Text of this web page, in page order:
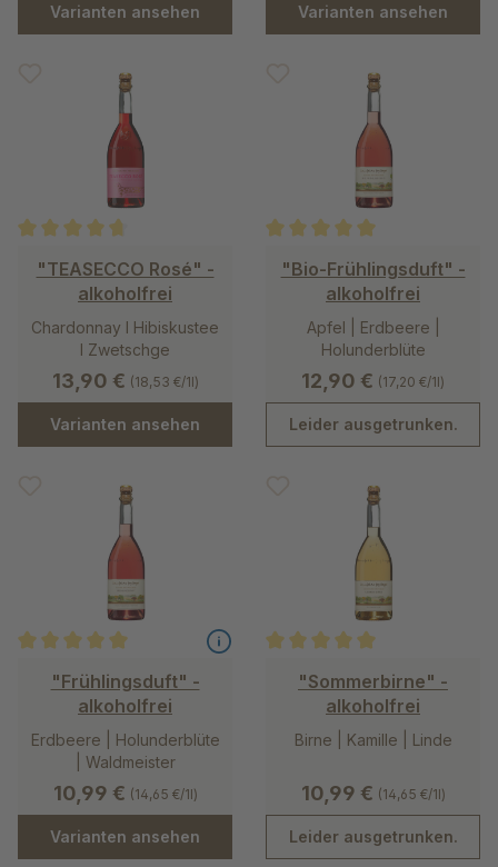
Varianten ansehen Varianten ansehen
"TEASECCO Rosé" -
alkoholfrei
Chardonnay I Hibiskustee
I Zwetschge
13,90 € (18,53 €/1l)
Varianten ansehen
Durchschnittliche Bewertung
"Bio-Frühlingsduft" -
alkoholfrei
Apfel | Erdbeere |
Holunderblüte
12,90 € (17,20 €/1l)
Leider ausgetrunken.
Durchschnittliche Bewertung von 5 von 5 Sternen
"Frühlingsduft" -
alkoholfrei
Erdbeere | Holunderblüte
| Waldmeister
10,99 € (14,65 €/1l)
Varianten ansehen
Durchschnittliche Bewertung
"Sommerbirne" -
alkoholfrei
Birne | Kamille | Linde
10,99 € (14,65 €/1l)
Leider ausgetrunken.